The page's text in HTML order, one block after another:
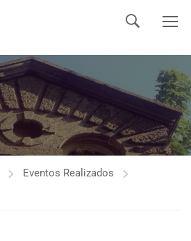
Eventos Realizados